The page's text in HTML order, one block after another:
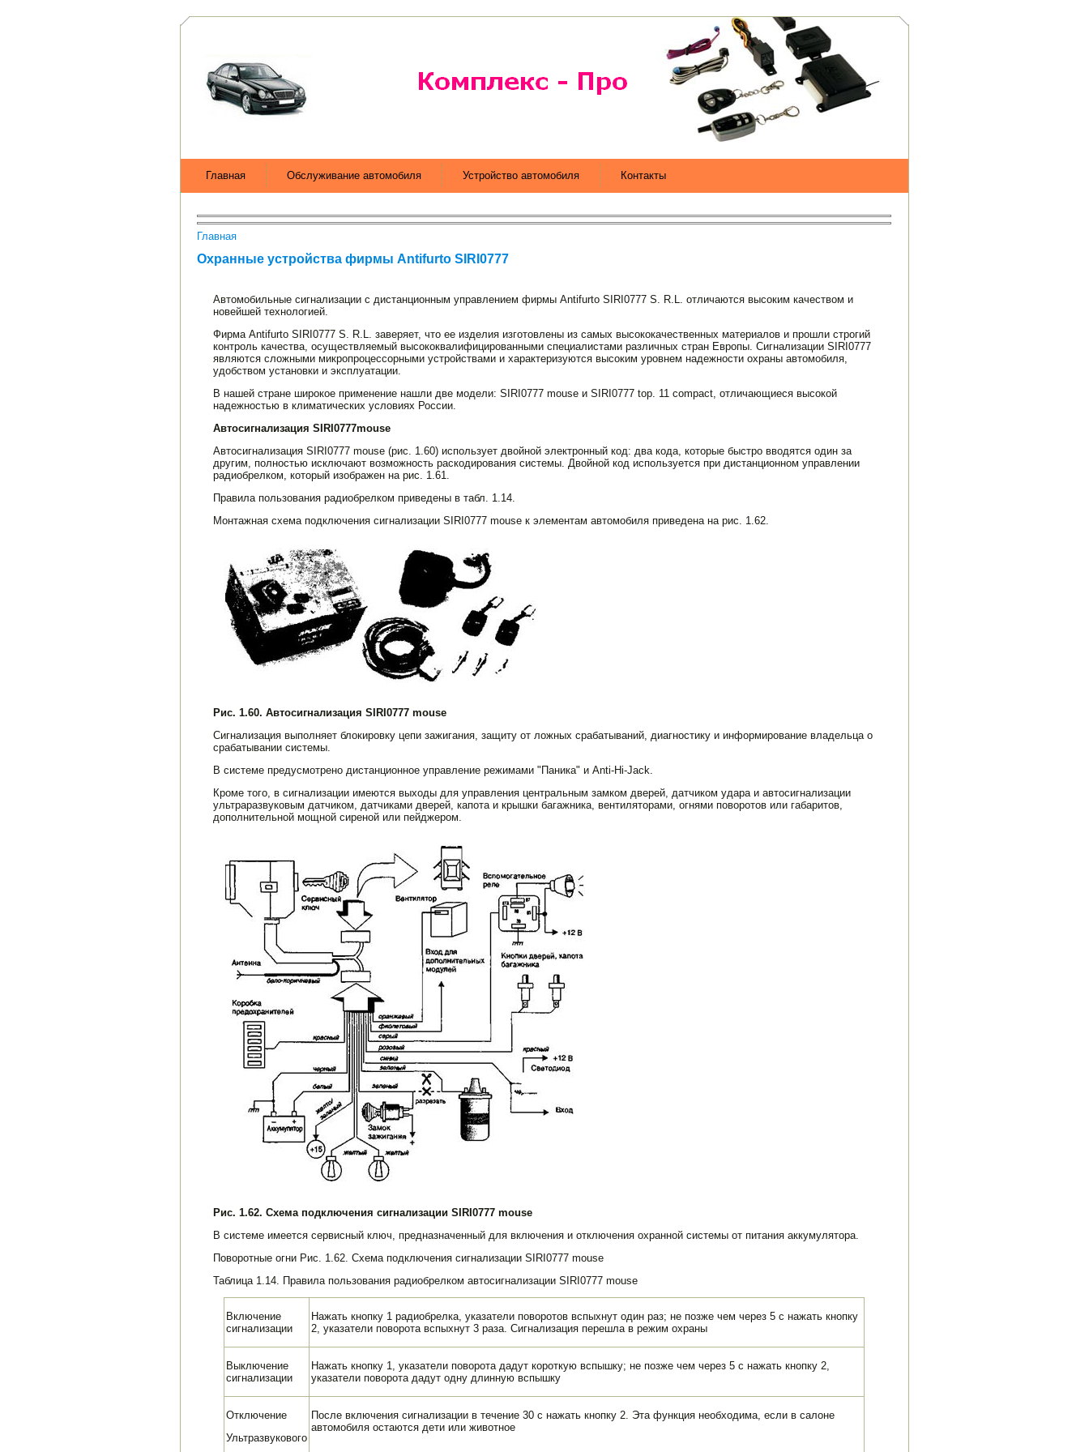
Главная Обслуживание автомобиля Устройство автомобиля Контакты
Главная
Охранные устройства фирмы Antifurto SIRI0777
Автомобильные сигнализации с дистанционным уп­равлением фирмы Antifurto SIRI0777 S. R.L. отли­чаются высоким качеством и
новейшей технологией.
Фирма Antifurto SIRI0777 S. R.L. заверяет, что ее изделия изготовлены из са­мых высококачественных материалов и прошли строгий
контроль качества, осу­ществляемый высококвалифицированными специалистами различных стран Ев­ропы. Сигнализации SIRI0777
являются сложными микропроцессорными устройствами и характеризуются высоким уровнем надежности охраны автомо­биля,
удобством установки и эксплуатации.
В нашей стране широкое применение нашли две модели: SIRI0777 mouse и SIRI0777 top. 11 compact, отличающиеся высокой
надежностью в климатических условиях России.
Автосигнализация SIRI0777mouse
Автосигнализация SIRI0777 mouse (рис. 1.60) использует двойной элект­ронный код: два кода, которые быстро вводятся один за
другим, полностью исклю­чают возможность раскодирования системы. Двойной код используется при ди­станционном управлении
радиобрелком, который изображен на рис. 1.61.
Правила пользования радиобрелком приведены в табл. 1.14.
Монтажная схема подключения сигнализации SIRI0777 mouse к элемен­там автомобиля приведена на рис. 1.62.
Рис. 1.60. Автосигнализация SIRI0777 mouse
Сигнализация выполняет блокировку цепи зажигания, защиту от ложных срабатываний, диагностику и информи­рование владельца о
срабатывании системы.
В системе предусмотрено дистанционное управление ре­жимами "Паника" и Anti-Hi-Jack.
Кроме того, в сигнализации имеются выходы для управления центральным замком дверей, датчиком удара и автосигнализации
ультраразвуковым датчиком, датчиками дверей, капота и крышки багажника, вентиляторами, огнями поворотов или габаритов,
дополнитель­ной мощной сиреной или пейджером.
Рис. 1.62. Схема подключения сигнализации SIRI0777 mouse
В системе имеется сервисный ключ, предназначенный для включения и отклю­чения охранной системы от питания аккумулятора.
Поворотные огни Рис. 1.62. Схема подключения сигнализации SIRI0777 mouse
Таблица 1.14. Правила пользования радиобрелком автосигнализации SIRI0777 mouse
Включение
сигнализации
Нажать кнопку 1 радиобрелка, указатели поворотов вспыхнут один раз; не позже чем через 5 с нажать кнопку
2, указатели поворота вспыхнут 3 раза. Сигнализация перешла в режим охраны
Выключение
сигнализации
Нажать кнопку 1, указатели поворота дадут короткую вспышку; не позже чем через 5 с нажать кнопку 2,
указатели поворота дадут одну длинную вспышку
Отключение
Ультразвукового
После включения сигнализации в течение 30 с нажать кнопку 2. Эта функция необходима, если в салоне
автомобиля остаются дети или животное